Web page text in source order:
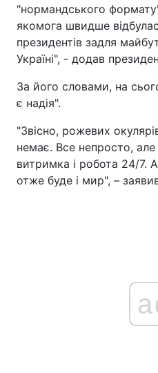
"нормандського
якомога швидше
президентів задля
Україні", - додав
За його словами, на
є надія".
"Звісно, рожевих
немає. Все непросто, але
витримка і робота 24/7.
отже буде і мир", –